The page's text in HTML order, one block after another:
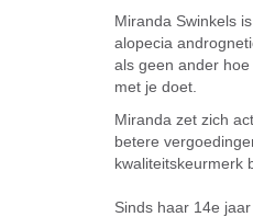
Miranda Swinkels
alopecia
als geen ander
met je doet.
Miranda zet zich
betere
kwaliteitskeurmerk
Sinds haar 14e